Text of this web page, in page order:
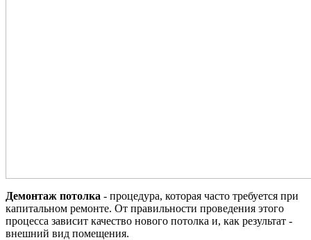
Демонтаж потолка - процедура, которая часто требуется при
капитальном ремонте. От правильности проведения этого
процесса зависит качество нового потолка и, как результат -
внешний вид помещения.